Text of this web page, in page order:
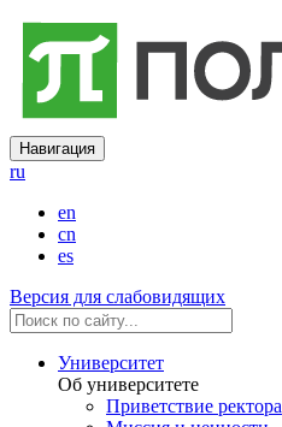
Навигация
ru
en
cn
es
Версия для слабовидящих
Университет
Об университете
Приветствие ректора